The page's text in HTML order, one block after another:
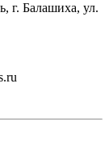
г. Балашиха, ул.